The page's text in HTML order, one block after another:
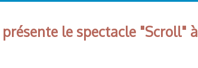
le spectacle "Scroll" à